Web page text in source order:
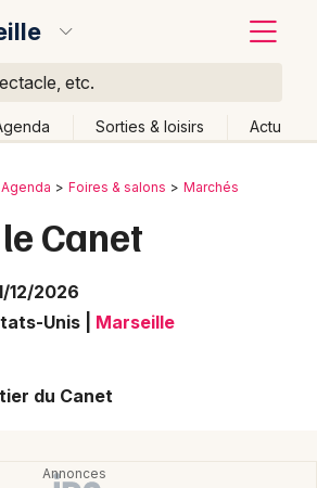
etc.
Sorties & loisirs Actu
Agenda Foires & salons Marchés
Canet
12/2026
Unis
Marseille
du Canet
d'Azur
Partout
Effacer les dates